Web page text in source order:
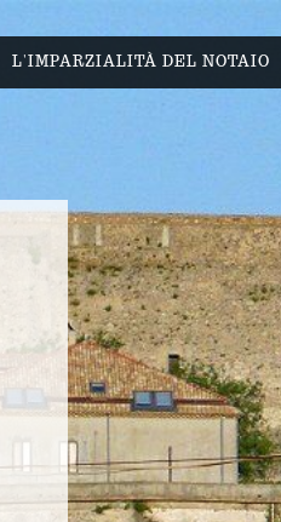
L'IMPARZIALITÀ DEL NOTAIO